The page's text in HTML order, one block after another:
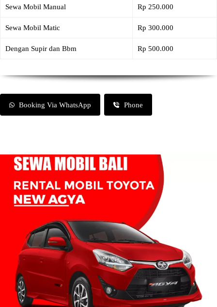
Sewa Mobil Manual Rp 250.000
Sewa Mobil Matic Rp 300.000
Dengan Supir dan Bbm Rp 500.000
Booking Via WhatsApp Phone